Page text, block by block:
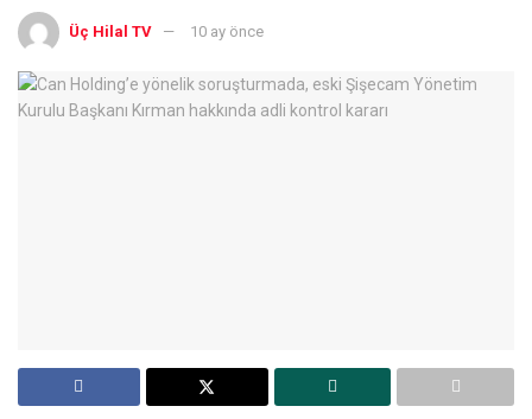
Üç Hilal TV 10 ay önce